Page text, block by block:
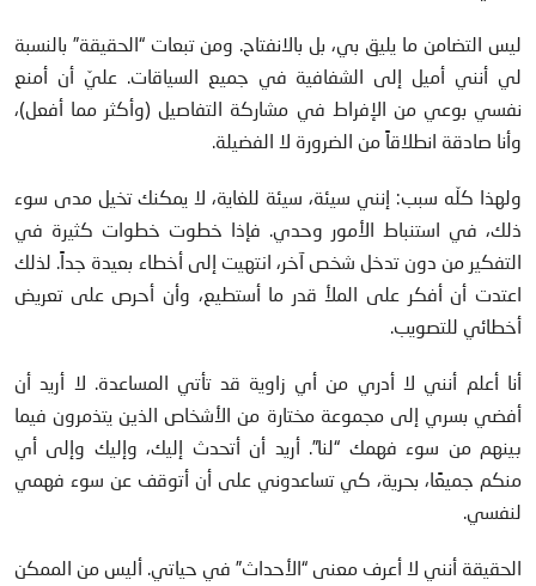
ليس التضامن ما يليق بي، بل بالانفتاح. ومن تبعات “الحقيقة” بالنسبة
لي أنني أميل إلى الشفافية في جميع السياقات. عليّ أن أمنع
نفسي بوعي من الإفراط في مشاركة التفاصيل (وأكثر مما أفعل)،
وأنا صادقة انطلاقاً من الضرورة لا الفضيلة.
ولهذا كلّه سبب: إنني سيئة، سيئة للغاية، لا يمكنك تخيل مدى سوء
ذلك، في استنباط الأمور وحدي. فإذا خطوت خطوات كثيرة في
التفكير من دون تدخل شخص آخر، انتهيت إلى أخطاء بعيدة جداً. لذلك
اعتدت أن أفكر على الملأ قدر ما أستطيع، وأن أحرص على تعريض
أخطائي للتصويب.
أنا أعلم أنني لا أدري من أي زاوية قد تأتي المساعدة. لا أريد أن
أفضي بسري إلى مجموعة مختارة من الأشخاص الذين يتذمرون فيما
بينهم من سوء فهمك “لنا”. أريد أن أتحدث إليك، وإليك وإلى أي
منكم جميعًا، بحرية، كي تساعدوني على أن أتوقف عن سوء فهمي
لنفسي.
الحقيقة أنني لا أعرف معنى “الأحداث” في حياتي. أليس من الممكن